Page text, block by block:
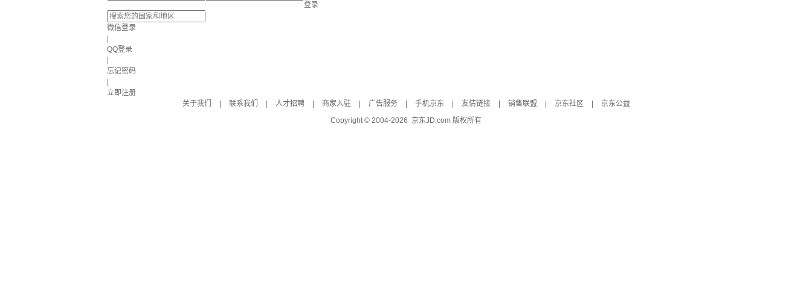
登录
微信登录
QQ登录
忘记密码
立即注册
关于我们
联系我们 人才招聘 商家入驻 广告服务 手机京东 友情链接 销售联盟 京东社区
京东公益
Copyright © 2004-2026 京东JD.com 版权所有